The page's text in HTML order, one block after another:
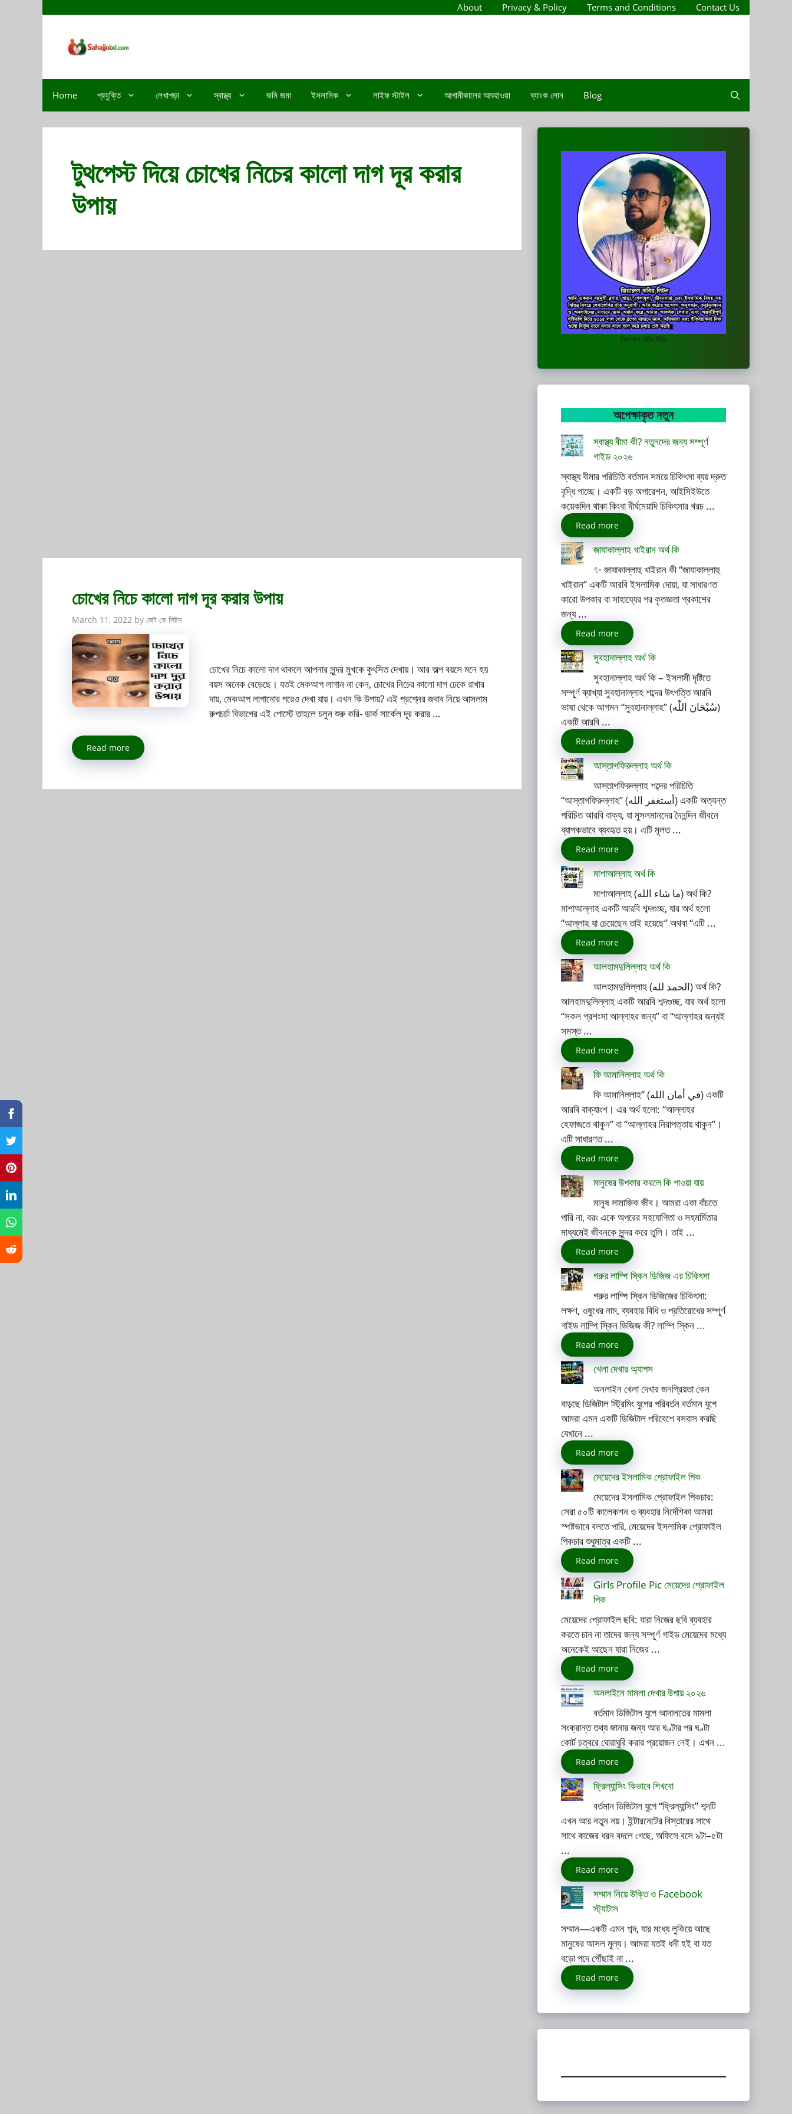
About Privacy & Policy Terms and Conditions Contact Us
Home প্রযুক্তি লেখাপড়া স্বাস্থ্য জমি জমা ইসলামিক লাইফ স্টাইল আগামীকালের আবহাওয়া ব্যাংক লোন Blog
টুথপেস্ট দিয়ে চোখের নিচের কালো দাগ দূর করার
উপায়
চোখের নিচে কালো দাগ দূর করার উপায়
March 11, 2022 by জেট কে লিটন
চোখের নিচে কালো দাগ থাকলে আপনার সুন্দর মুখকে কুৎসিত দেখায়। আর অল্প বয়সে মনে হয়
বয়স অনেক বেড়েছে। যতই মেকআপ লাগান না কেন, চোখের নিচের কালো দাগ ঢেকে রাখার
দায়, মেকআপ লাগানোর পরেও দেখা যায়। এখন কি উপায়? এই প্রশ্নের জবাব নিয়ে আসলাম
রুপচর্চা বিভাগের এই পোস্টে তাহলে চলুন শুরু করি- ডার্ক সার্কেল দূর করার …
Read more
জিয়ারুল কবির লিটন
অপেক্ষাকৃত নতুন
স্বাস্থ্য বীমা কী? নতুনদের জন্য সম্পূর্ণ
গাইড ২০২৬
স্বাস্থ্য বীমার পরিচিতি বর্তমান সময়ে চিকিৎসা ব্যয় দ্রুত
বৃদ্ধি পাচ্ছে। একটি বড় অপারেশন, আইসিইউতে
কয়েকদিন থাকা কিংবা দীর্ঘমেয়াদি চিকিৎসার খরচ ...
Read more
জাযাকাল্লাহ খাইরান অর্থ কি
✨ জাযাকাল্লাহু খাইরান কী “জাযাকাল্লাহু
খাইরান” একটি আরবি ইসলামিক দোয়া, যা সাধারণত
কারো উপকার বা সাহায্যের পর কৃতজ্ঞতা প্রকাশের
জন্য ...
Read more
সুবহানাল্লাহ অর্থ কি
সুবহানাল্লাহ অর্থ কি – ইসলামী দৃষ্টিতে
সম্পূর্ণ ব্যাখ্যা সুবহানাল্লাহ শব্দের উৎপত্তি আরবি
ভাষা থেকে আগমন “সুবহানাল্লাহ” (سُبْحَانَ اللّٰه)
একটি আরবি ...
Read more
আস্তাগফিরুল্লাহ অর্থ কি
আস্তাগফিরুল্লাহ শব্দের পরিচিতি
“আস্তাগফিরুল্লাহ” (أستغفر الله) একটি অত্যন্ত
পরিচিত আরবি বাক্য, যা মুসলমানদের দৈনন্দিন জীবনে
ব্যাপকভাবে ব্যবহৃত হয়। এটি মূলত ...
Read more
মাশাআল্লাহ অর্থ কি
মাশাআল্লাহ (ما شاء الله) অর্থ কি?
মাশাআল্লাহ একটি আরবি শব্দগুচ্ছ, যার অর্থ হলো
“আল্লাহ যা চেয়েছেন তাই হয়েছে” অথবা “এটি ...
Read more
আলহামদুলিল্লাহ অর্থ কি
আলহামদুলিল্লাহ (الحمد لله) অর্থ কি?
আলহামদুলিল্লাহ একটি আরবি শব্দগুচ্ছ, যার অর্থ হলো
“সকল প্রশংসা আল্লাহর জন্য” বা “আল্লাহর জন্যই
সমস্ত ...
Read more
ফি আমানিল্লাহ অর্থ কি
ফি আমানিল্লাহ” (في أمان الله) একটি
আরবি বাক্যাংশ। এর অর্থ হলো: “আল্লাহর
হেফাজতে থাকুন” বা “আল্লাহর নিরাপত্তায় থাকুন”।
এটি সাধারণত ...
Read more
মানুষের উপকার করলে কি পাওয়া যায়
মানুষ সামাজিক জীব। আমরা একা বাঁচতে
পারি না, বরং একে অপরের সহযোগিতা ও সহমর্মিতার
মাধ্যমেই জীবনকে সুন্দর করে তুলি। তাই ...
Read more
গরুর লাম্পি স্কিন ডিজিজ এর চিকিৎসা
গরুর লাম্পি স্কিন ডিজিজের চিকিৎসা:
লক্ষণ, ওষুধের নাম, ব্যবহার বিধি ও প্রতিরোধের সম্পূর্ণ
গাইড লাম্পি স্কিন ডিজিজ কী? লাম্পি স্কিন ...
Read more
খেলা দেখার অ্যাপস
অনলাইন খেলা দেখার জনপ্রিয়তা কেন
বাড়ছে ডিজিটাল স্ট্রিমিং যুগের পরিবর্তন বর্তমান যুগে
আমরা এমন একটি ডিজিটাল পরিবেশে বসবাস করছি
যেখানে ...
Read more
মেয়েদের ইসলামিক প্রোফাইল পিক
মেয়েদের ইসলামিক প্রোফাইল পিকচার:
সেরা ৫০টি কালেকশন ও ব্যবহার নির্দেশিকা আমরা
স্পষ্টভাবে বলতে পারি, মেয়েদের ইসলামিক প্রোফাইল
পিকচার শুধুমাত্র একটি ...
Read more
Girls Profile Pic মেয়েদের প্রোফাইল
পিক
মেয়েদের প্রোফাইল ছবি: যারা নিজের ছবি ব্যবহার
করতে চান না তাদের জন্য সম্পূর্ণ গাইড মেয়েদের মধ্যে
অনেকেই আছেন যারা নিজের ...
Read more
অনলাইনে মামলা দেখার উপায় ২০২৬
বর্তমান ডিজিটাল যুগে আদালতের মামলা
সংক্রান্ত তথ্য জানার জন্য আর ঘণ্টার পর ঘণ্টা
কোর্ট চত্বরে ঘোরাঘুরি করার প্রয়োজন নেই। এখন ...
Read more
ফ্রিল্যান্সিং কিভাবে শিখবো
বর্তমান ডিজিটাল যুগে “ফ্রিল্যান্সিং” শব্দটি
এখন আর নতুন নয়। ইন্টারনেটের বিস্তারের সাথে
সাথে কাজের ধরন বদলে গেছে, অফিসে বসে ৯টা–৫টা
...
Read more
সম্মান নিয়ে উক্তি ও Facebook
স্ট্যাটাস
সম্মান—একটি এমন শব্দ, যার মধ্যে লুকিয়ে আছে
মানুষের আসল মূল্য। আমরা যতই ধনী হই বা যত
বড়ো পদে পৌঁছাই না ...
Read more